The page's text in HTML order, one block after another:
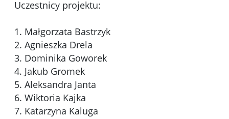
Uczestnicy projektu:
1. Małgorzata Bastrzyk
2. Agnieszka Drela
3. Dominika Goworek
4. Jakub Gromek
5. Aleksandra Janta
6. Wiktoria Kajka
7. Katarzyna Kaluga